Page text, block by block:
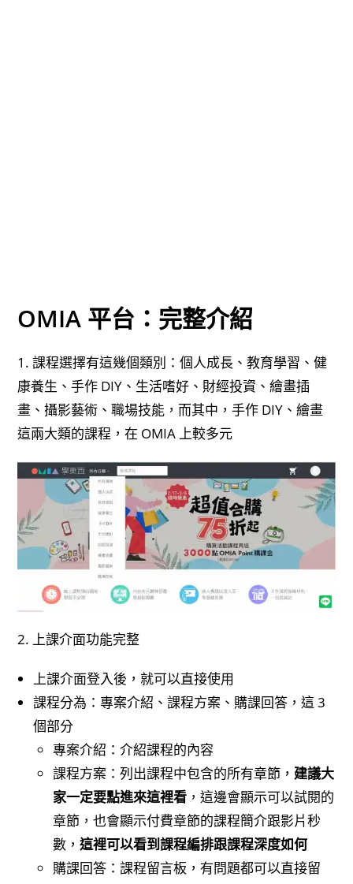
OMIA 平台：完整介紹
1. 課程選擇有這幾個類別：個人成長、教育學習、健
康養生、手作 DIY、生活嗜好、財經投資、繪畫插
畫、攝影藝術、職場技能，而其中，手作 DIY、繪畫
這兩大類的課程，在 OMIA 上較多元
2. 上課介面功能完整
上課介面登入後，就可以直接使用
課程分為：專案介紹、課程方案、購課回答，這 3
個部分
專案介紹：介紹課程的內容
課程方案：列出課程中包含的所有章節， 建議大
家一定要點進來這裡看 ，這邊會顯示可以試閱的
章節，也會顯示付費章節的課程簡介跟影片秒
數，這裡可以看到課程編排跟課程深度如何
購課回答：課程留言板，有問題都可以直接留